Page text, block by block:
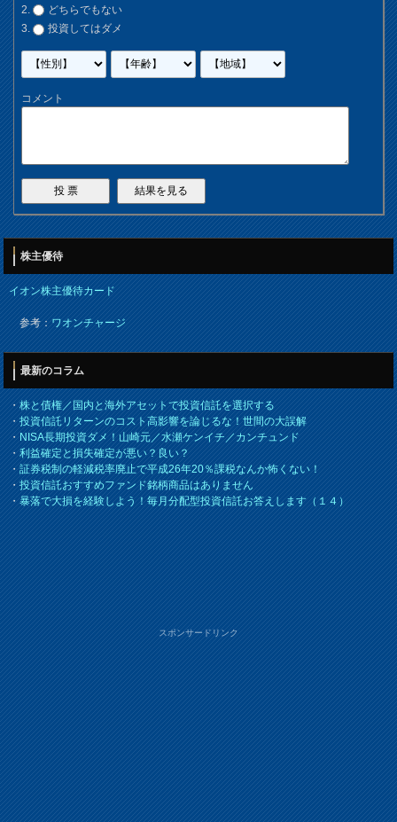
どちらでもない
投資してはダメ
コメント
株主優待
イオン株主優待カード
参考：ワオンチャージ
最新のコラム
・株と債権／国内と海外アセットで投資信託を選択する
・投資信託リターンのコスト高影響を論じるな！世間の大誤解
・NISA長期投資ダメ！山崎元／水瀬ケンイチ／カンチュンド
・利益確定と損失確定が悪い？良い？
・証券税制の軽減税率廃止で平成26年20％課税なんか怖くない！
・投資信託おすすめファンド銘柄商品はありません
・暴落で大損を経験しよう！毎月分配型投資信託お答えします（１４）
スポンサードリンク